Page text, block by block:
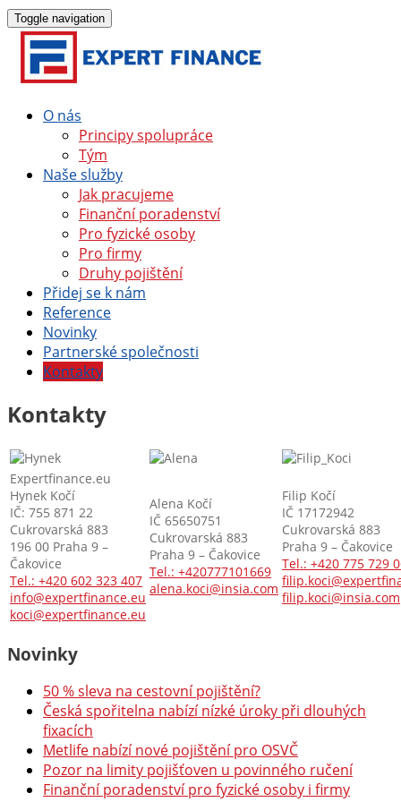
Toggle navigation
O nás
Principy spolupráce
Tým
Naše služby
Jak pracujeme
Finanční poradenství
Pro fyzické osoby
Pro firmy
Druhy pojištění
Přidej se k nám
Reference
Novinky
Partnerské společnosti
Kontakty
Kontakty
Expertfinance.eu
Hynek Kočí
IČ: 755 871 22
Cukrovarská 883
196 00 Praha 9 –
Čakovice
Tel.: +420 602 323 407
info@expertfinance.eu
koci@expertfinance.eu
Alena Kočí
IČ 65650751
Cukrovarská 883
Praha 9 – Čakovice
Tel.: +420777101669
alena.koci@insia.com
Filip Kočí
IČ 17172942
Cukrovarská 883
Praha 9 – Čakovice
Tel.: +420 775 729
filip.koci@insia.com
Novinky
50 % sleva na cestovní pojištění?
Česká spořitelna nabízí nízké úroky při dlouhých
fixacích
Metlife nabízí nové pojištění pro OSVČ
Pozor na limity pojišťoven u povinného ručení
Finanční poradenství pro fyzické osoby i firmy